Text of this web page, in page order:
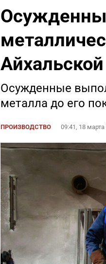
Осужденные
металла до его
ПРОИЗВОДСТВО 09:41, 18 марта